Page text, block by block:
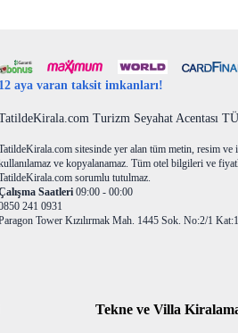
12 aya varan taksit imkanları!
Turizm Seyahat Acentası
sitesinde yer alan tüm metin, resim
ve kopyalanamaz. Tüm otel bilgileri ve
sorumlu tutulmaz.
Saatleri 09:00 - 00:00
241 0931
Tower Kızılırmak Mah. 1445 Sok. No:2/1
Tekne ve Villa